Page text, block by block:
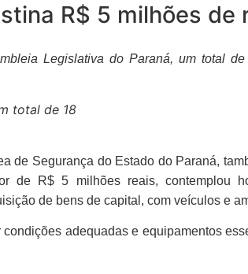
R$ 5 milhões de
Legislativa do Paraná, um total
total de 18
de Segurança do Estado do Paraná,
de R$ 5 milhões reais, contemplou
de bens de capital, com veículos e
adequadas e equipamentos